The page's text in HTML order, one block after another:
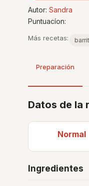
Autor: Sandra
Puntuacíon:
Más recetas:
Preparación
Datos de la
Normal
Ingredientes